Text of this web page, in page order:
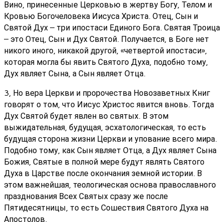
Вино, принесенные Церковью в жертву Богу, Телом и
Кровью Богочеловека Иисуса Христа. Отец, Сын и
Святой Дух – три ипостаси Единого Бога. Святая Троица
– это Отец, Сын и Дух Святой. Получается, в Боге нет
никого иного, никакой другой, «четвертой ипостаси»,
которая могла бы явить Святого Духа, подобно тому,
Дух являет Сына, а Сын являет Отца.
3, Но вера Церкви и пророчества Новозаветных Книг
говорят о том, что Иисус Христос явится вновь. Тогда
Дух Святой будет явлен во святых. В этом
выжидательная, будущая, эсхатологическая, то есть
будущая сторона жизни Церкви и упование всего мира.
Подобно тому, как Сын являет Отца, а Дух являет Сына
Божия, Святые в полной мере будут являть Святого
Духа в Царстве после окончания земной истории. В
этом важнейшая, теологическая основа православного
празднования Всех Святых сразу же после
Пятидесятницы, то есть Сошествия Святого Духа на
Апостолов.